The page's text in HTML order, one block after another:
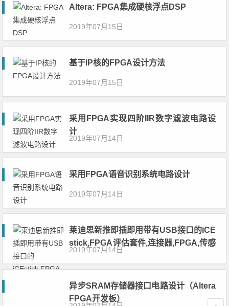
Altera: FPGA集成硬核浮点DSP
2019年07月15日
基于IP核的FPGA设计方法
2019年07月15日
采用FPGA实现四阶IIR数字滤波电路设
计
2019年07月14日
采用FPGA语音识别系统电路设计
2019年07月14日
莱迪思新推即插即用带有USB接口的iCE
stick,FPGA评估套件,连接器,FPGA,传感
器,USB接口
2019年07月14日
异步SRAM存储器接口电路设计（Altera
FPGA开发板）